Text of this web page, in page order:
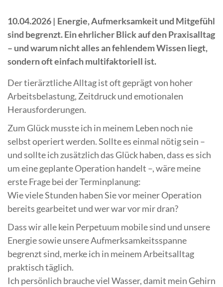
10.04.2026 | Energie, Aufmerksamkeit und Mitgefühl
sind begrenzt. Ein ehrlicher Blick auf den Praxisalltag
– und warum nicht alles an fehlendem Wissen liegt,
sondern oft einfach multifaktoriell ist.
Der tierärztliche Alltag ist oft geprägt von hoher
Arbeitsbelastung, Zeitdruck und emotionalen
Herausforderungen.
Zum Glück musste ich in meinem Leben noch nie
selbst operiert werden. Sollte es einmal nötig sein –
und sollte ich zusätzlich das Glück haben, dass es sich
um eine geplante Operation handelt –, wäre meine
erste Frage bei der Terminplanung:
Wie viele Stunden haben Sie vor meiner Operation
bereits gearbeitet und wer war vor mir dran?
Dass wir alle kein Perpetuum mobile sind und unsere
Energie sowie unsere Aufmerksamkeitsspanne
begrenzt sind, merke ich in meinem Arbeitsalltag
praktisch täglich.
Ich persönlich brauche viel Wasser, damit mein Gehirn